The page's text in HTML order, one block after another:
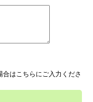
はこちらにご入力くださ